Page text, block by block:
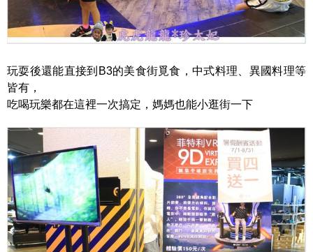
玩耍後還能直接到B3的美食街覓食，中式料理、異國料理等
皆有，
吃喝玩樂都在這裡一次搞定，媽媽也能小逛街一下